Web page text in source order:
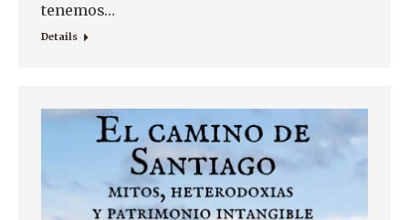
tenemos…
Details